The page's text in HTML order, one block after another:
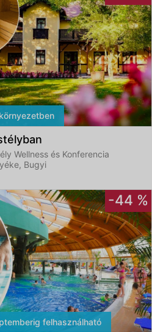
Wellness és Konferencia
Bugyi
-44 %
felhasználható